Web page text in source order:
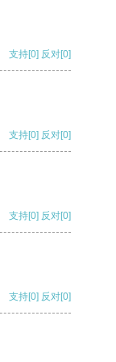
支持[0] 反对[0]
支持[0] 反对[0]
支持[0] 反对[0]
支持[0] 反对[0]